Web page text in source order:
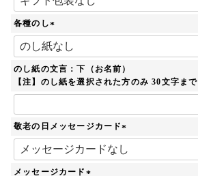
必
各種のし
(
必
須
)
のし紙の文言：下（お名前）
【注】のし紙を選択された方のみ 30文字まで
敬老の日メッセージカード
必
メッセージカード